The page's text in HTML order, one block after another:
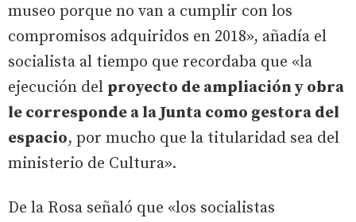
museo porque no van a cumplir con los
compromisos adquiridos en 2018», añadía el
socialista al tiempo que recordaba que «la
ejecución del proyecto de ampliación y obra
le corresponde a la Junta como gestora del
espacio, por mucho que la titularidad sea del
ministerio de Cultura».
De la Rosa señaló que «los socialistas